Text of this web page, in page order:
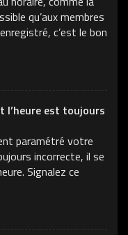
qu’aux membres
c’est le bon
l’heure est toujours
paramétré votre
incorrecte, il se
Signalez ce